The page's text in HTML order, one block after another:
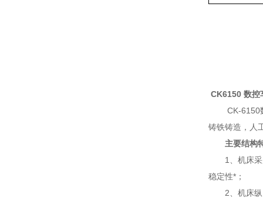
CK6150 数控
CK-6150数
铸铁铸造，人
主要结构
1、机床采用
稳定性*；
2、机床纵、